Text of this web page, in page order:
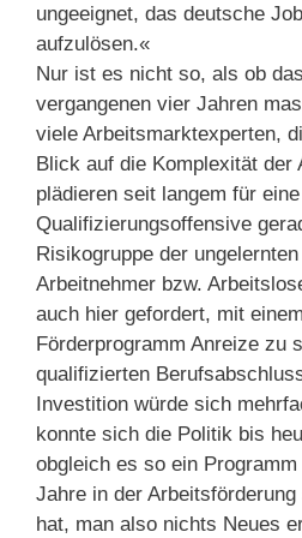
ungeeignet, das deutsche
aufzulösen.«
Nur ist es nicht so, als ob
vergangenen vier Jahren
viele Arbeitsmarktexperten,
Blick auf die Komplexität der
plädieren seit langem für
Qualifizierungsoffensive
Risikogruppe der
Arbeitnehmer bzw.
auch hier gefordert, mit
Förderprogramm Anreize zu
qualifizierten
Investition würde sich
konnte sich die Politik bis
obgleich es so ein
Jahre in der
hat, man also nichts Neues